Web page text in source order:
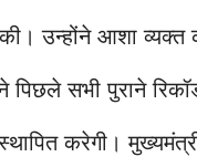
की। उन्होंने आशा व्यक्त
पिछले सभी पुराने
करेगी।